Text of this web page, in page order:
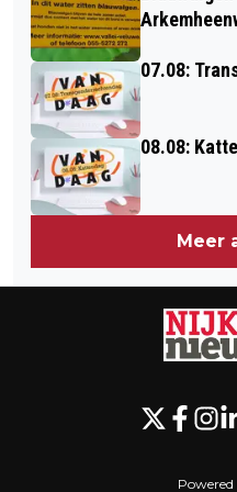
07.08:
08.08:
Meer